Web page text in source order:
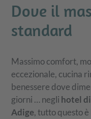
Dove il
standard
Massimo comfort,
eccezionale, cucina
benessere dove
giorni … negli hotel
Adige, tutto questo